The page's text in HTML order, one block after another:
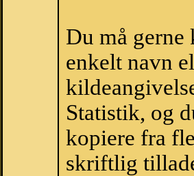
Du må gerne
enkelt navn
Statistik, og
kopiere fra
skriftlig